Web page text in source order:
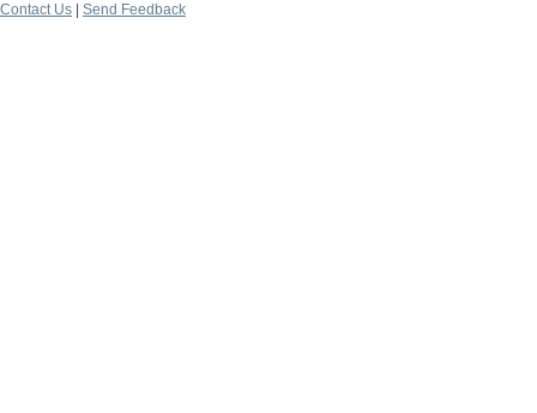
Contact Us
Send Feedback